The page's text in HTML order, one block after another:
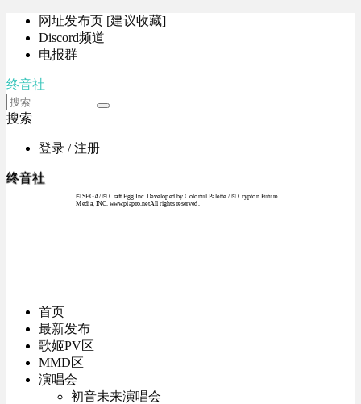
网址发布页 [建议收藏]
Discord频道
电报群
终音社
搜索
登录 / 注册
终音社
© SEGA / © Craft Egg Inc. Developed by Colorful Palette / © Crypton Future
Media, INC. www.piapro.netAll rights reserved.
首页
最新发布
歌姬PV区
MMD区
演唱会
初音未来演唱会